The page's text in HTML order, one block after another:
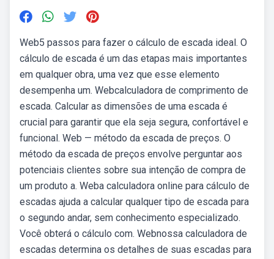
Web5 passos para fazer o cálculo de escada ideal. O
cálculo de escada é um das etapas mais importantes
em qualquer obra, uma vez que esse elemento
desempenha um. Webcalculadora de comprimento de
escada. Calcular as dimensões de uma escada é
crucial para garantir que ela seja segura, confortável e
funcional. Web — método da escada de preços. O
método da escada de preços envolve perguntar aos
potenciais clientes sobre sua intenção de compra de
um produto a. Weba calculadora online para cálculo de
escadas ajuda a calcular qualquer tipo de escada para
o segundo andar, sem conhecimento especializado.
Você obterá o cálculo com. Webnossa calculadora de
escadas determina os detalhes de suas escadas para